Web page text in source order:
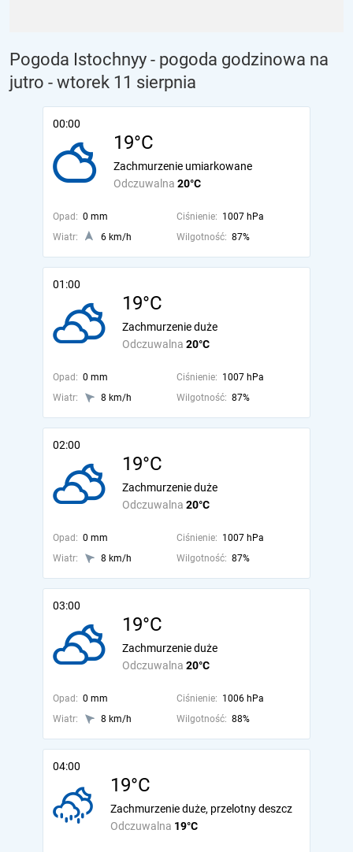
Pogoda Istochnyy - pogoda godzinowa na
jutro - wtorek 11 sierpnia
00:00
19°C
Odczuwalna 20°C
Zachmurzenie umiarkowane
Opad: 0 mm Ciśnienie: 1007 hPa
Wiatr:
6 km/h Wilgotność: 87%
01:00
19°C
Odczuwalna 20°C
Zachmurzenie duże
Opad: 0 mm Ciśnienie: 1007 hPa
Wiatr:
8 km/h Wilgotność: 87%
02:00
19°C
Odczuwalna 20°C
Zachmurzenie duże
Opad: 0 mm Ciśnienie: 1007 hPa
Wiatr:
8 km/h Wilgotność: 87%
03:00
19°C
Odczuwalna 20°C
Zachmurzenie duże
Opad: 0 mm Ciśnienie: 1006 hPa
Wiatr:
8 km/h Wilgotność: 88%
04:00
19°C
Odczuwalna 19°C
Zachmurzenie duże, przelotny deszcz